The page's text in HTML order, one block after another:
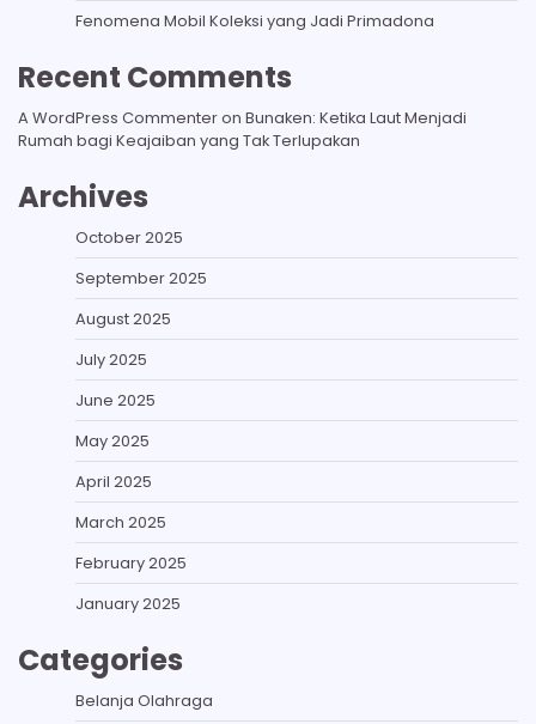
Fenomena Mobil Koleksi yang Jadi Primadona
Recent Comments
A WordPress Commenteron Bunaken: Ketika Laut Menjadi
Rumah bagi Keajaiban yang Tak Terlupakan
Archives
October 2025
September 2025
August 2025
July 2025
June 2025
May 2025
April 2025
March 2025
February 2025
January 2025
Categories
Belanja Olahraga